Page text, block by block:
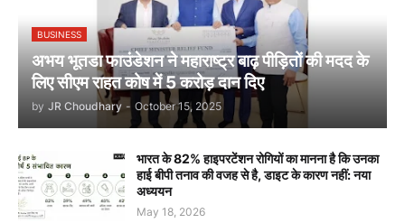
BUSINESS
अभय भूतडा फाउंडेशन ने महाराष्ट्र बाढ़ पीड़ितों की मदद के
लिए सीएम राहत कोष में 5 करोड़ दान दिए
by JR Choudhary - October 15, 2025
भारत के 82% हाइपरटेंशन रोगियों का मानना है कि उनका
हाई बीपी तनाव की वजह से है, डाइट के कारण नहीं: नया
अध्ययन
May 18, 2026